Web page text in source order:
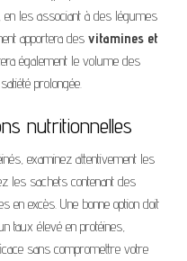
les associant à des légumes
apportera des vitamines et
également le volume des
prolongée.
nutritionnelles
examinez attentivement les
les sachets contenant des
excès. Une bonne option doit
taux élevé en protéines,
sans compromettre votre